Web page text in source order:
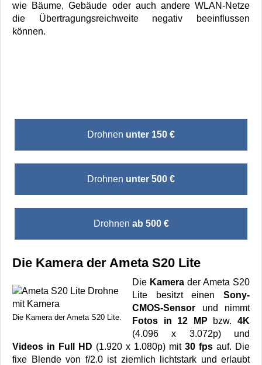
wie Bäume, Gebäude oder auch andere WLAN-Netze
die Übertragungsreichweite negativ beeinflussen
können.
Drohnen unter 150 €
Drohnen unter 500 €
Drohnen ab 500 €
Die Kamera der Ameta S20 Lite
Die Kamera der Ameta S20 Lite.
Die Kamera der Ameta S20
Lite besitzt einen Sony-
CMOS-Sensor und nimmt
Fotos in 12 MP bzw.4K
(4.096 x 3.072p) und
Videos in Full HD (1.920 x 1.080p) mit 30 fps auf. Die
fixe Blende von f/2.0 ist ziemlich lichtstark und erlaubt